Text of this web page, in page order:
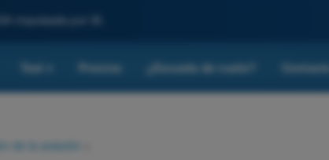
impulsada por IA.
Test Precios ¿Escuela de vuelo? Contacto
de la aviación